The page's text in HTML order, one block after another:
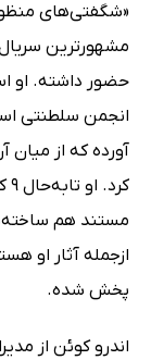
«شگفتی‌های
مشهورترین
حضور داشته. او
انجمن سلطنتی
آورده که از میان
مستند هم
ازجمله آثار او
پخش شده.
اندرو کوئن از